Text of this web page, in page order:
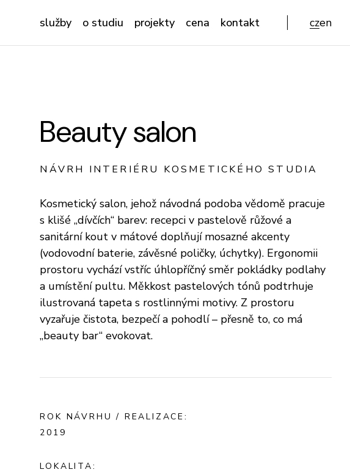
služby o studiu projekty cena kontakt czen
Beauty salon
NÁVRH INTERIÉRU KOSMETICKÉHO STUDIA
Kosmetický salon, jehož návodná podoba vědomě pracuje
s klišé „dívčích“ barev: recepci v pastelově růžové a
sanitární kout v mátové doplňují mosazné akcenty
(vodovodní baterie, závěsné poličky, úchytky). Ergonomii
prostoru vychází vstříc úhlopříčný směr pokládky podlahy
a umístění pultu. Měkkost pastelových tónů podtrhuje
ilustrovaná tapeta s rostlinnými motivy. Z prostoru
vyzařuje čistota, bezpečí a pohodlí – přesně to, co má
„beauty bar“ evokovat.
ROK NÁVRHU / REALIZACE:
2019
LOKALITA: